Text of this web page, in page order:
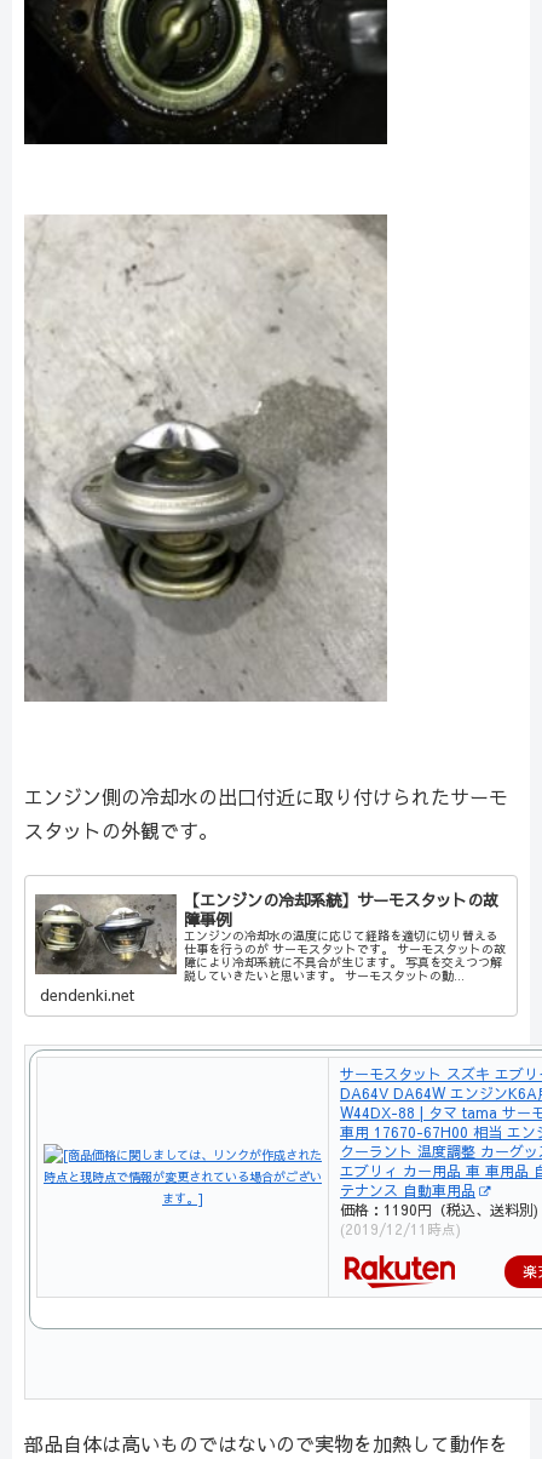
エンジン側の冷却水の出口付近に取り付けられたサーモ
スタットの外観です。
【エンジンの冷却系統】サーモスタットの故
障事例
エンジンの冷却水の温度に応じて経路を適切に切り替える
仕事を行うのが サーモスタットです。 サーモスタットの故
障により冷却系統に不具合が生じます。 写真を交えつつ解
説していきたいと思います。 サーモスタットの動...
dendenki.net
サーモスタット スズキ エブ
DA64V DA64W エンジンK6A
W44DX-88 | タマ tama サー
車用 17670-67H00 相当 エン
クーラント 温度調整 カーグ
エブリィ カー用品 車 車用品
テナンス 自動車用品
価格：1190円（税込、送料別)
(2019/12/11時点)
楽
部品自体は高いものではないので実物を加熱して動作を